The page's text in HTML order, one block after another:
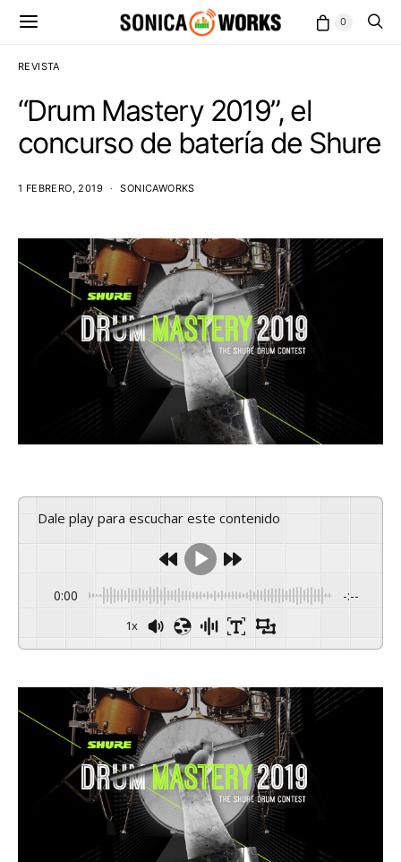
0
REVISTA
“Drum Mastery 2019”, el
concurso de batería de Shure
1 FEBRERO, 2019 SONICAWORKS
Dale play para escuchar este contenido
0:00 -:--
1x